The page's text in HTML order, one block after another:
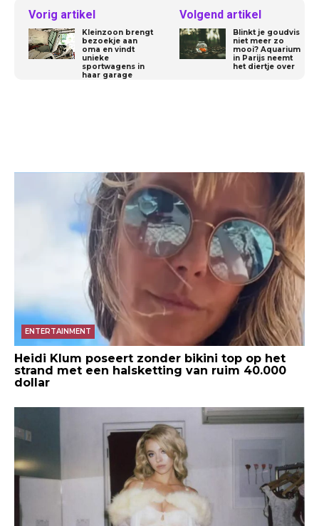
Vorig artikel
Kleinzoon brengt
bezoekje aan
oma en vindt
unieke
sportwagens in
haar garage
Volgend artikel
Blinkt je goudvis
niet meer zo
mooi? Aquarium
in Parijs neemt
het diertje over
ENTERTAINMENT
Heidi Klum poseert zonder bikini top op het
strand met een halsketting van ruim 40.000
dollar